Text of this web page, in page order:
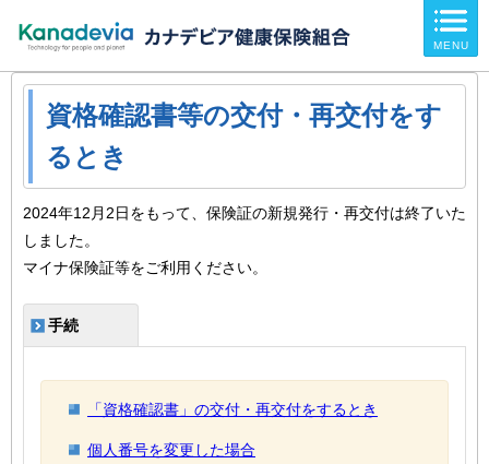
MENU
資格確認書等の交付・再交付をす
るとき
2024年12月2日をもって、保険証の新規発行・再交付は終了いた
しました。
マイナ保険証等をご利用ください。
手続
「資格確認書」の交付・再交付をするとき
個人番号を変更した場合